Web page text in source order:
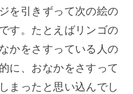
を引きずって次の絵の
す。たとえばリンゴの
かをさすっている人の
に、おなかをさすって
まったと思い込んでし